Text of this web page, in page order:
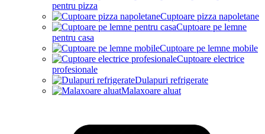
pentru pizza
Cuptoare pizza napoletane
Cuptoare pe lemne
pentru casa
Cuptoare pe lemne mobile
Cuptoare electrice
profesionale
Dulapuri refrigerate
Malaxoare aluat